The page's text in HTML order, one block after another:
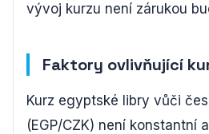
vývoj kurzu není zárukou
Faktory ovlivňující
Kurz egyptské libry vůči
(EGP/CZK) není konstantní